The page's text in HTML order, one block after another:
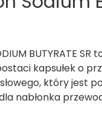
BUTYRATE
kapsułek o
który jest
nabłonka